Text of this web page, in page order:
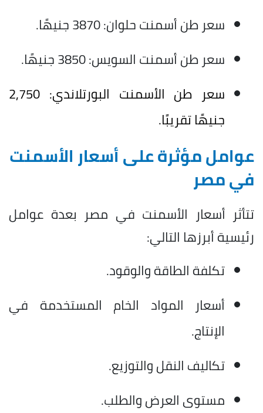
سعر طن أسمنت حلوان: 3870 جنيهًا.
سعر طن أسمنت السويس: 3850 جنيهًا.
سعر طن الأسمنت البورتلاندي: 2,750
جنيهًا تقريبًا.
عوامل مؤثرة على أسعار الأسمنت
في مصر
تتأثر أسعار الأسمنت في مصر بعدة عوامل
رئيسية أبرزها التالي:
تكلفة الطاقة والوقود.
أسعار المواد الخام المستخدمة في
الإنتاج.
تكاليف النقل والتوزيع.
مستوى العرض والطلب.